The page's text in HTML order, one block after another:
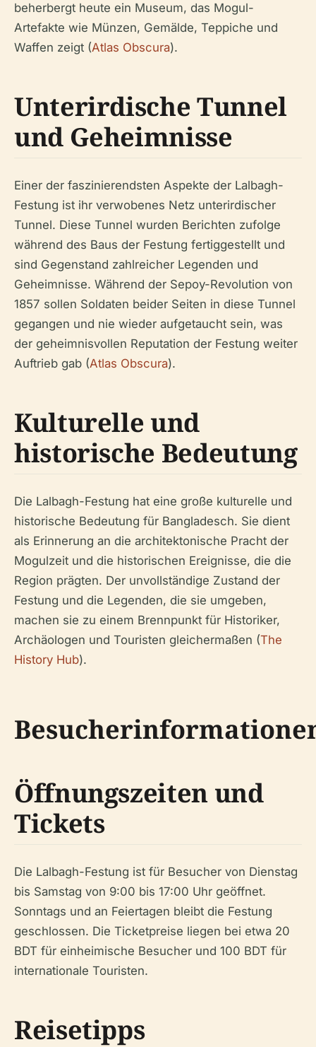
beherbergt heute ein Museum, das Mogul-
Artefakte wie Münzen, Gemälde, Teppiche und
Waffen zeigt (Atlas Obscura).
Unterirdische Tunnel
und Geheimnisse
Einer der faszinierendsten Aspekte der Lalbagh-
Festung ist ihr verwobenes Netz unterirdischer
Tunnel. Diese Tunnel wurden Berichten zufolge
während des Baus der Festung fertiggestellt und
sind Gegenstand zahlreicher Legenden und
Geheimnisse. Während der Sepoy-Revolution von
1857 sollen Soldaten beider Seiten in diese Tunnel
gegangen und nie wieder aufgetaucht sein, was
der geheimnisvollen Reputation der Festung weiter
Auftrieb gab (Atlas Obscura).
Kulturelle und
historische Bedeutung
Die Lalbagh-Festung hat eine große kulturelle und
historische Bedeutung für Bangladesch. Sie dient
als Erinnerung an die architektonische Pracht der
Mogulzeit und die historischen Ereignisse, die die
Region prägten. Der unvollständige Zustand der
Festung und die Legenden, die sie umgeben,
machen sie zu einem Brennpunkt für Historiker,
Archäologen und Touristen gleichermaßen (The
History Hub).
Öffnungszeiten und
Tickets
Die Lalbagh-Festung ist für Besucher von Dienstag
bis Samstag von 9:00 bis 17:00 Uhr geöffnet.
Sonntags und an Feiertagen bleibt die Festung
geschlossen. Die Ticketpreise liegen bei etwa 20
BDT für einheimische Besucher und 100 BDT für
internationale Touristen.
Reisetipps